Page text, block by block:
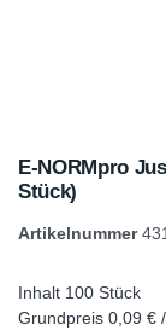
E-NORMpro
Stück)
Artikelnummer
Inhalt 100 Stück
Grundpreis 0,09 €